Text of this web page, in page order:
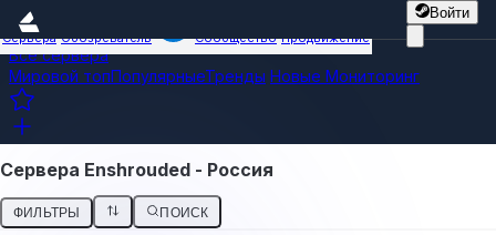
Войти
Сервера Обозреватель Сообщество Продвижение
Все сервера
Мировой топПопулярныеТренды Новые Мониторинг
Сервера Enshrouded - Россия
ФИЛЬТРЫ ПОИСК